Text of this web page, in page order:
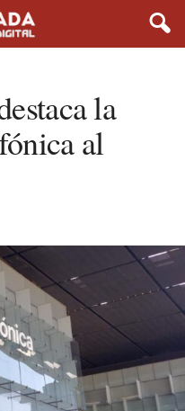
la
al